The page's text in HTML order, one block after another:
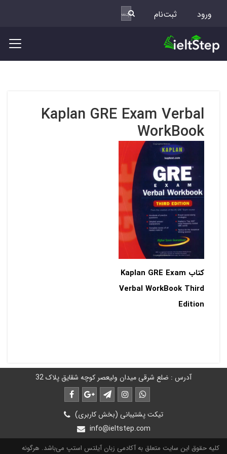
ورود ثبت‌نام
Kaplan GRE Exam Verbal
WorkBook
کتاب Kaplan GRE Exam
Verbal WorkBook Third
Edition
آدرس : ضلع شرقی میدان ولیعصر کوچه شقایق پلاک 32
تیکت پشتیبانی (بخش کاربری)
info@ieltstep.com
کلیه حقوق این سایت متعلق به آکادمی زبان آیلتس استپ می‌باشد. هرگونه